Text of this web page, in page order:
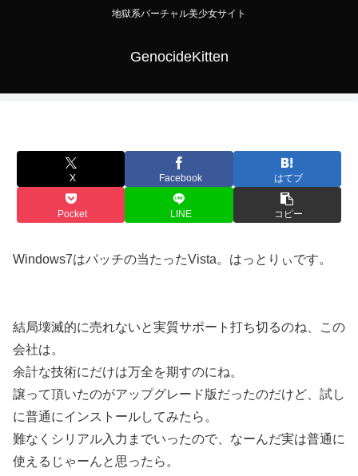
地獄系バーチャル美少女サイト
GenocideKitten
X Facebook はてブ
Pocket LINE コピー
Windows7はパッチの当たったVista。はっとりぃです。
結局壊滅的に売れないと実質サポート打ち切るのね、この
会社は。
余計な技術にだけは万全を期すのにね。
譲って頂いたのがアップグレード版だったのだけど、試し
に普通にインストールしてみたら。
難なくシリアル入力までいったので、なーんだ実は普通に
使えるじゃーんと思ったら。